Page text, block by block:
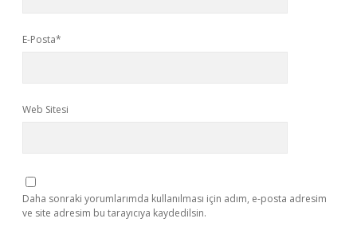
E-Posta*
Web Sitesi
Daha sonraki yorumlarımda kullanılması için adım, e-posta adresim
ve site adresim bu tarayıcıya kaydedilsin.